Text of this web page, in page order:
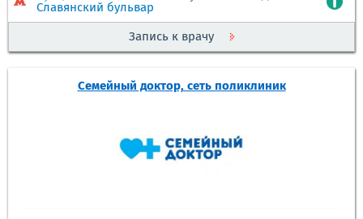
Славянский бульвар
Запись к врачу
Семейный доктор, сеть поликлиник